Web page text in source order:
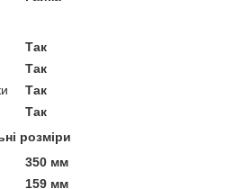
Так
Так
Так
Так
розміри
350 мм
159 мм